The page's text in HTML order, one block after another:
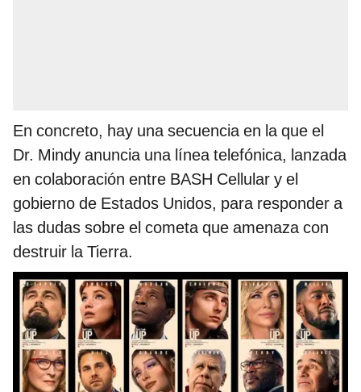
En concreto, hay una secuencia en la que el
Dr. Mindy anuncia una línea telefónica, lanzada
en colaboración entre BASH Cellular y el
gobierno de Estados Unidos, para responder a
las dudas sobre el cometa que amenaza con
destruir la Tierra.